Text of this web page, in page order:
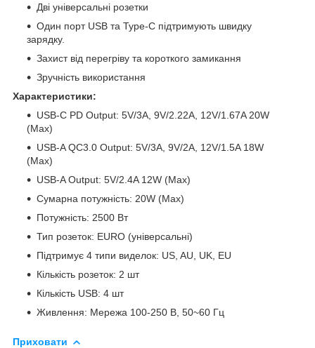
Дві універсальні розетки
Один порт USB та Type-C підтримують швидку
зарядку.
Захист від перегріву та короткого замикання
Зручність використання
Характеристики:
USB-C PD Output: 5V/3A, 9V/2.22A, 12V/1.67A 20W
(Max)
USB-A QC3.0 Output: 5V/3A, 9V/2A, 12V/1.5A 18W
(Max)
USB-A Output: 5V/2.4A 12W (Max)
Сумарна потужність: 20W (Max)
Потужність: 2500 Вт
Тип розеток: EURO (універсальні)
Підтримує 4 типи виделок: US, AU, UK, EU
Кількість розеток: 2 шт
Кількість USB: 4 шт
Живлення: Мережа 100-250 В, 50~60 Гц
Приховати